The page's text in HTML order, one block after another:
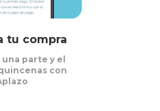
tu compra
una parte y el
con